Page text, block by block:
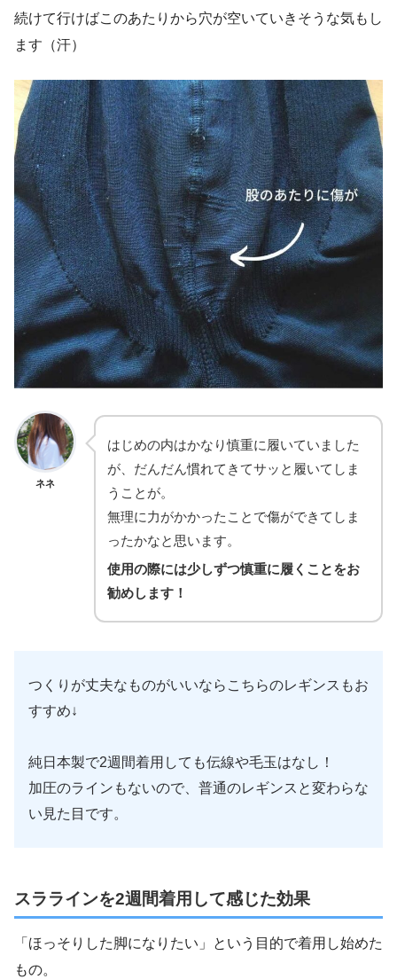
続けて行けばこのあたりから穴が空いていきそうな気もし
ます（汗）
ネネ
はじめの内はかなり慎重に履いていました
が、だんだん慣れてきてサッと履いてしま
うことが。
無理に力がかかったことで傷ができてしま
ったかなと思います。
使用の際には少しずつ慎重に履くことをお
勧めします！
つくりが丈夫なものがいいならこちらのレギンスもお
すすめ↓
純日本製で2週間着用しても伝線や毛玉はなし！
加圧のラインもないので、普通のレギンスと変わらな
い見た目です。
スララインを2週間着用して感じた効果
「ほっそりした脚になりたい」という目的で着用し始めた
もの。